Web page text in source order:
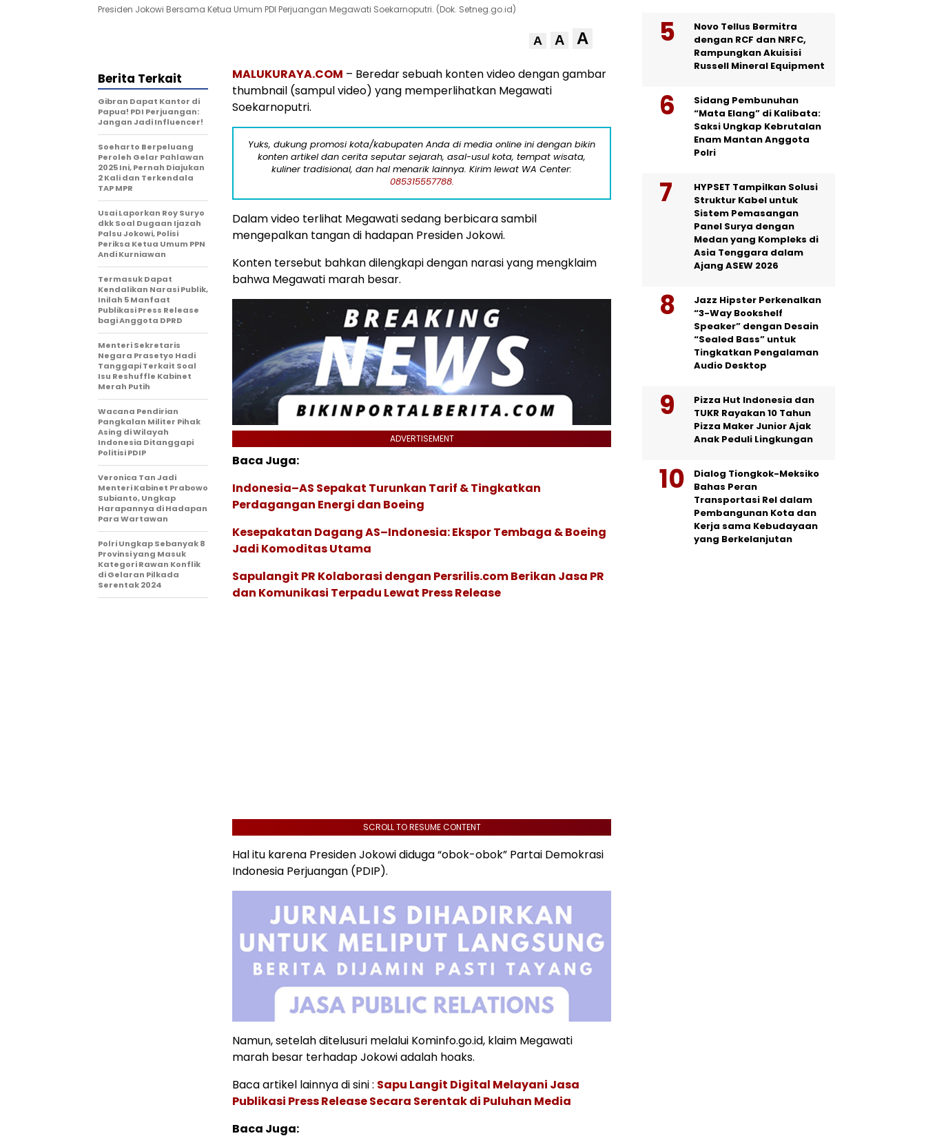
Presiden Jokowi Bersama Ketua Umum PDI Perjuangan Megawati Soekarnoputri. (Dok. Setneg.go.id)
A A A
MALUKURAYA.COM – Beredar sebuah konten video dengan gambar
thumbnail (sampul video) yang memperlihatkan Megawati
Soekarnoputri.
Yuks, dukung promosi kota/kabupaten Anda di media online ini dengan bikin
konten artikel dan cerita seputar sejarah, asal-usul kota, tempat wisata,
kuliner tradisional, dan hal menarik lainnya. Kirim lewat WA Center:
085315557788.
Dalam video terlihat Megawati sedang berbicara sambil
mengepalkan tangan di hadapan Presiden Jokowi.
Konten tersebut bahkan dilengkapi dengan narasi yang mengklaim
bahwa Megawati marah besar.
ADVERTISEMENT
Baca Juga:
Indonesia–AS Sepakat Turunkan Tarif & Tingkatkan
Perdagangan Energi dan Boeing
Kesepakatan Dagang AS–Indonesia: Ekspor Tembaga & Boeing
Jadi Komoditas Utama
Sapulangit PR Kolaborasi dengan Persrilis.com Berikan Jasa PR
dan Komunikasi Terpadu Lewat Press Release
SCROLL TO RESUME CONTENT
Hal itu karena Presiden Jokowi diduga “obok-obok” Partai Demokrasi
Indonesia Perjuangan (PDIP).
Namun, setelah ditelusuri melalui Kominfo.go.id, klaim Megawati
marah besar terhadap Jokowi adalah hoaks.
Baca artikel lainnya di sini : Sapu Langit Digital Melayani Jasa
Publikasi Press Release Secara Serentak di Puluhan Media
Baca Juga:
Berita Terkait
Gibran Dapat Kantor di
Papua! PDI Perjuangan:
Jangan Jadi Influencer!
Soeharto Berpeluang
Peroleh Gelar Pahlawan
2025 Ini, Pernah Diajukan
2 Kali dan Terkendala
TAP MPR
Usai Laporkan Roy Suryo
dkk Soal Dugaan Ijazah
Palsu Jokowi, Polisi
Periksa Ketua Umum PPN
Andi Kurniawan
Termasuk Dapat
Kendalikan Narasi Publik,
Inilah 5 Manfaat
Publikasi Press Release
bagi Anggota DPRD
Menteri Sekretaris
Negara Prasetyo Hadi
Tanggapi Terkait Soal
Isu Reshuffle Kabinet
Merah Putih
Wacana Pendirian
Pangkalan Militer Pihak
Asing di Wilayah
Indonesia Ditanggapi
Politisi PDIP
Veronica Tan Jadi
Menteri Kabinet Prabowo
Subianto, Ungkap
Harapannya di Hadapan
Para Wartawan
Polri Ungkap Sebanyak 8
Provinsi yang Masuk
Kategori Rawan Konflik
di Gelaran Pilkada
Serentak 2024
Novo Tellus Bermitra
dengan RCF dan NRFC,
Rampungkan Akuisisi
Russell Mineral Equipment
Sidang Pembunuhan
“Mata Elang” di Kalibata:
Saksi Ungkap Kebrutalan
Enam Mantan Anggota
Polri
HYPSET Tampilkan Solusi
Struktur Kabel untuk
Sistem Pemasangan
Panel Surya dengan
Medan yang Kompleks di
Asia Tenggara dalam
Ajang ASEW 2026
Jazz Hipster Perkenalkan
“3-Way Bookshelf
Speaker” dengan Desain
“Sealed Bass” untuk
Tingkatkan Pengalaman
Audio Desktop
Pizza Hut Indonesia dan
TUKR Rayakan 10 Tahun
Pizza Maker Junior Ajak
Anak Peduli Lingkungan
Dialog Tiongkok-Meksiko
Bahas Peran
Transportasi Rel dalam
Pembangunan Kota dan
Kerja sama Kebudayaan
yang Berkelanjutan